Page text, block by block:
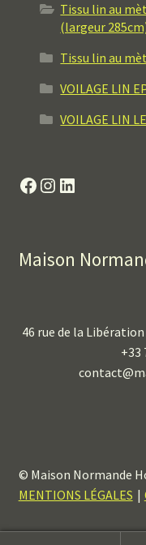
Tissu lin au
(largeur
Tissu lin au
VOILAGE LIN
VOILAGE LIN
Facebook
Instagram
LinkedIn
Maison
46 rue de la Libération
+33
© Maison Normande
MENTIONS LÉGALES